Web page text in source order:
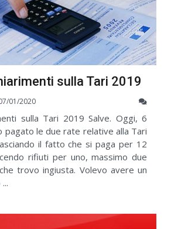
sulla Tari 2019
01/2020
sulla Tari 2019 Salve. Oggi, 6
pagato le due rate relative alla Tari
il fatto che si paga per 12
rifiuti per uno, massimo due
trovo ingiusta. Volevo avere un